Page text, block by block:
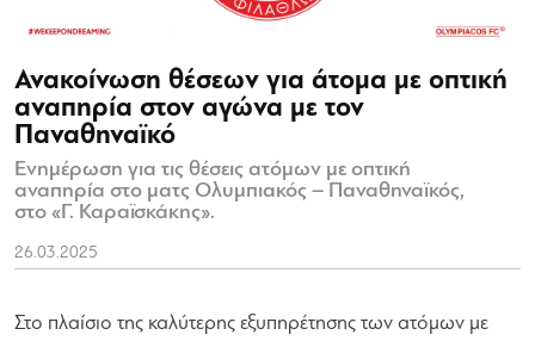
Ανακοίνωση θέσεων για άτομα με οπτική
αναπηρία στον αγώνα με τον
Παναθηναϊκό
Ενημέρωση για τις θέσεις ατόμων με οπτική
αναπηρία στο ματς Ολυμπιακός – Παναθηναϊκός,
στο «Γ. Καραϊσκάκης».
26.03.2025
Στο πλαίσιο της καλύτερης εξυπηρέτησης των ατόμων με